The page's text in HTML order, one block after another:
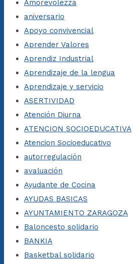
Amorevolezza
aniversario
Apoyo convivencial
Aprender Valores
Aprendiz Industrial
Aprendizaje de la lengua
Aprendizaje y servicio
ASERTIVIDAD
Atención Diurna
ATENCION SOCIOEDUCATIVA
Atencion Socioeducativo
autorregulación
avaluación
Ayudante de Cocina
AYUDAS BASICAS
AYUNTAMIENTO ZARAGOZA
Baloncesto solidario
BANKIA
Basketbal solidario